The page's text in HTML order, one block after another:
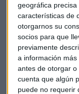
geográfica
características de
otorgarnos su
socios para que
previamente
a información
antes de otorgar o
cuenta que algún
puede no requerir
Firmas de
García sigue
estadounidenses.
después de
previsiones en